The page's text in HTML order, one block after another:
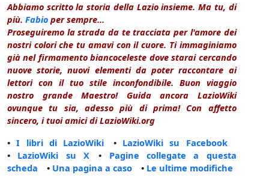
Abbiamo scritto la storia della Lazio insieme. Ma tu, di
più. Fabio per sempre...
Proseguiremo la strada da te tracciata per l'amore dei
nostri colori che tu amavi con il cuore. Ti immaginiamo
già nel firmamento biancoceleste dove starai cercando
nuove storie, nuovi elementi da poter raccontare ai
lettori con il tuo stile inconfondibile. Buon viaggio
nostro grande Maestro! Guida ancora LazioWiki
ovunque tu sia, adesso più di prima! Con affetto
sincero, i tuoi amici di LazioWiki.org
•I libri di LazioWiki • LazioWiki su Facebook
• LazioWiki su X • Pagine collegate a questa
scheda • Una pagina a caso • Le ultime modifiche